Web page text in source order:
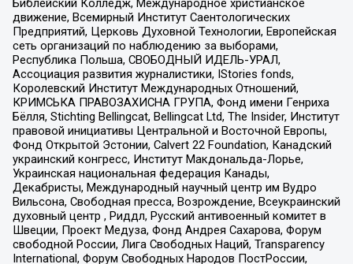
Библейский Колледж, Международное христианское
движение, Всемирный Институт Саентологических
Предприятий, Церковь Духовной Технологии, Европейская
сеть организаций по наблюдению за выборами,
Республика Польша, СВОБОДНЫЙ ИДЕЛЬ-УРАЛ,
Ассоциация развития журналистики, IStories fonds,
Королевский Институт Международных Отношений,
КРИМСЬКА ПРАВОЗАХИСНА ГРУПА, Фонд имени Генриха
Бёлля, Stichting Bellingcat, Bellingcat Ltd, The Insider, Институт
правовой инициативы Центральной и Восточной Европы,
Фонд Открытой Эстонии, Calvert 22 Foundation, Канадский
украинский конгресс, Институт Макдональда-Лорье,
Украинская национальная федерация Канады,
Декабристы, Международный научный центр им Вудро
Вильсона, Свободная пресса, Возрождение, Всеукраинский
духовный центр , Риддл, Русский антивоенный комитет в
Швеции, Проект Медуза, Фонд Андрея Сахарова, Форум
свободной России, Лига Свободных Наций, Transparеncy
International, Форум Свободных Народов ПостРоссии,